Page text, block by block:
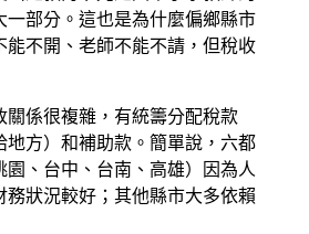
一部分。這也是為什麼偏鄉縣市
能不開、老師不能不請，但稅收
關係很複雜，有統籌分配稅款
地方）和補助款。簡單說，六都
園、台中、台南、高雄）因為人
務狀況較好；其他縣市大多依賴